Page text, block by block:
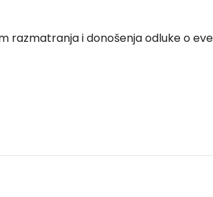
razmatranja i donošenja odluke o